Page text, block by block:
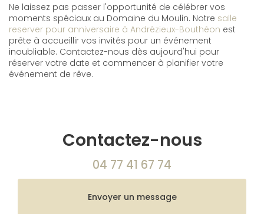
Ne laissez pas passer l'opportunité de célébrer vos
moments spéciaux au Domaine du Moulin. Notre salle
reserver pour anniversaire à Andrézieux-Bouthéon est
prête à accueillir vos invités pour un événement
inoubliable. Contactez-nous dès aujourd'hui pour
réserver votre date et commencer à planifier votre
événement de rêve.
Contactez-nous
04 77 41 67 74
Envoyer un message